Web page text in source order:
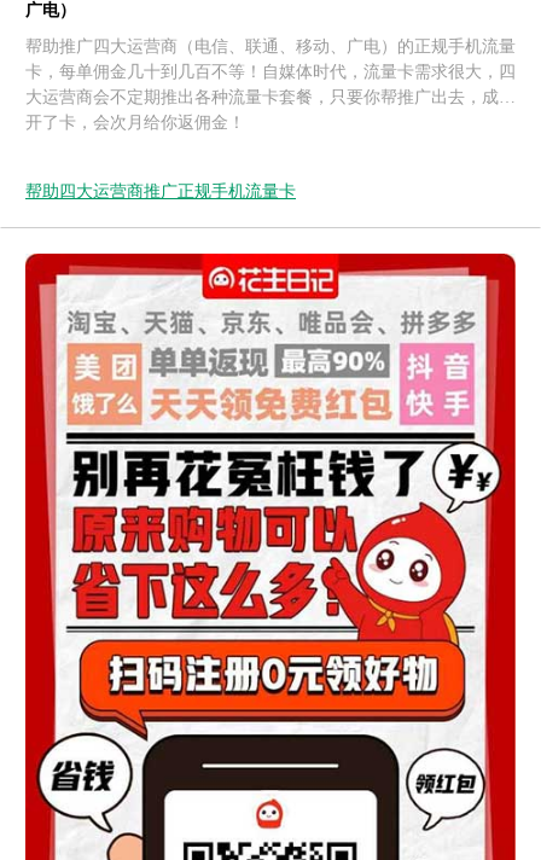
广电）
帮助推广四大运营商（电信、联通、移动、广电）的正规手机流量
卡，每单佣金几十到几百不等！自媒体时代，流量卡需求很大，四
大运营商会不定期推出各种流量卡套餐，只要你帮推广出去，成功
开了卡，会次月给你返佣金！
帮助四大运营商推广正规手机流量卡